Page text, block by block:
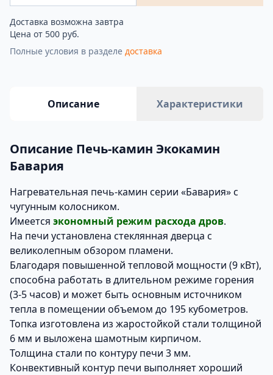
Доставка возможна завтра
Цена от 500 руб.
Полные условия в разделе доставка
Описание Характеристики
Описание Печь-камин Экокамин
Бавария
Нагревательная печь-камин серии «Бавария» с
чугунным колосником.
Имеется экономный режим расхода дров.
На печи установлена стеклянная дверца с
великолепным обзором пламени.
Благодаря повышенной тепловой мощности (9 кВт),
способна работать в длительном режиме горения
(3-5 часов) и может быть основным источником
тепла в помещении объемом до 195 кубометров.
Топка изготовлена из жаростойкой стали толщиной
6 мм и выложена шамотным кирпичом.
Толщина стали по контуру печи 3 мм.
Конвективный контур печи выполняет хороший